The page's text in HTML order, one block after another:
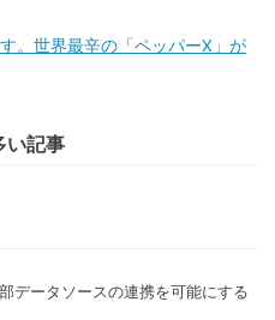
。世界最辛の「ペッパーX」が
い記事
データソースの連携を可能にする